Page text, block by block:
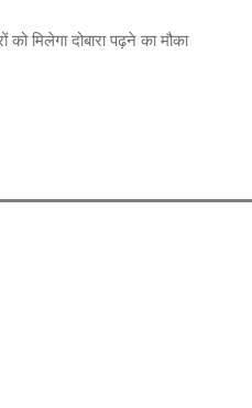
मिलेगा दोबारा पढ़ने का मौका